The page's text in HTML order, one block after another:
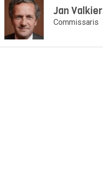
Jan Valkier
Commissaris